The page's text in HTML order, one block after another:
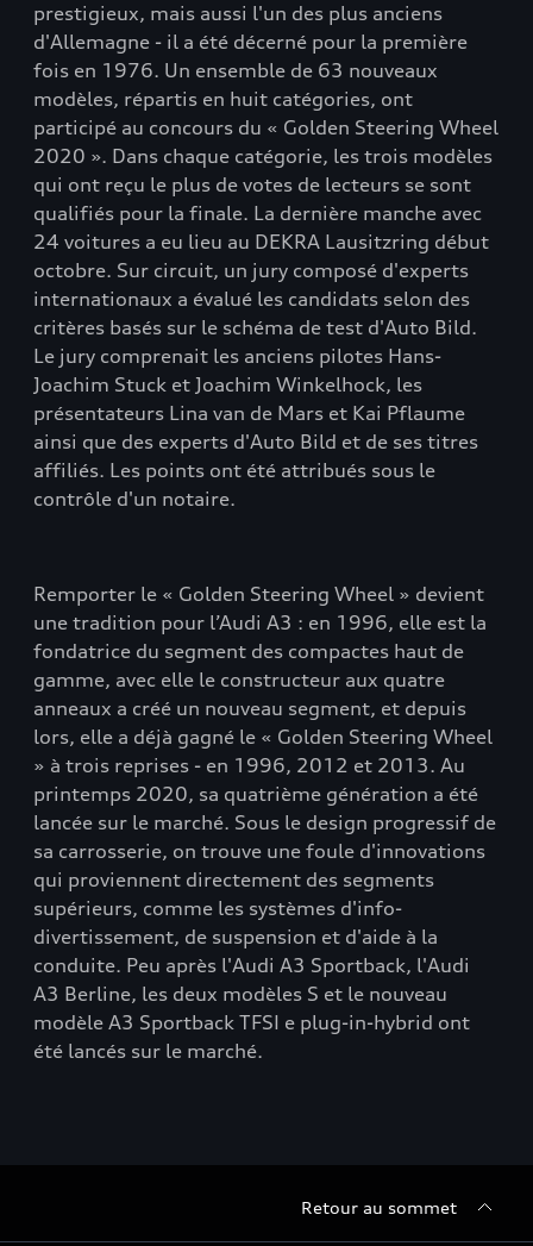
prestigieux, mais aussi l'un des plus anciens
d'Allemagne - il a été décerné pour la première
fois en 1976. Un ensemble de 63 nouveaux
modèles, répartis en huit catégories, ont
participé au concours du « Golden Steering Wheel
2020 ». Dans chaque catégorie, les trois modèles
qui ont reçu le plus de votes de lecteurs se sont
qualifiés pour la finale. La dernière manche avec
24 voitures a eu lieu au DEKRA Lausitzring début
octobre. Sur circuit, un jury composé d'experts
internationaux a évalué les candidats selon des
critères basés sur le schéma de test d'Auto Bild.
Le jury comprenait les anciens pilotes Hans-
Joachim Stuck et Joachim Winkelhock, les
présentateurs Lina van de Mars et Kai Pflaume
ainsi que des experts d'Auto Bild et de ses titres
affiliés. Les points ont été attribués sous le
contrôle d'un notaire.
Remporter le « Golden Steering Wheel » devient
une tradition pour l’Audi A3 : en 1996, elle est la
fondatrice du segment des compactes haut de
gamme, avec elle le constructeur aux quatre
anneaux a créé un nouveau segment, et depuis
lors, elle a déjà gagné le « Golden Steering Wheel
» à trois reprises - en 1996, 2012 et 2013. Au
printemps 2020, sa quatrième génération a été
lancée sur le marché. Sous le design progressif de
sa carrosserie, on trouve une foule d'innovations
qui proviennent directement des segments
supérieurs, comme les systèmes d'info-
divertissement, de suspension et d'aide à la
conduite. Peu après l'Audi A3 Sportback, l'Audi
A3 Berline, les deux modèles S et le nouveau
modèle A3 Sportback TFSI e plug-in-hybrid ont
été lancés sur le marché.
Retour au sommet